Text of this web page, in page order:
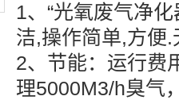
1、“光氧废气净
洁,操作简单,方便
2、节能：运行费
理5000M3/h臭气